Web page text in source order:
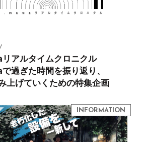
アルタイムクロニクル
過ぎた時間を振り返り、
上げていくための特集企画